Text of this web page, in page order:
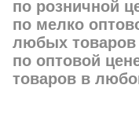
по розничной
по мелко
любых
по оптовой
товаров в